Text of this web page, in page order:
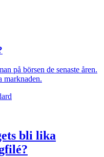
på börsen de senaste åren.
marknaden.
bli lika